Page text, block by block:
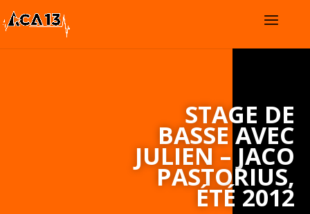
STAGE DE
BASSE AVEC
JULIEN – JACO
PASTORIUS,
ÉTÉ 2012